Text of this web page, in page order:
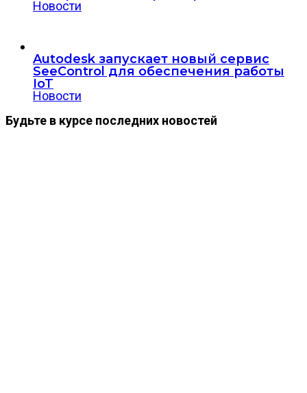
Новости
Autodesk запускает новый сервис
SeeControl для обеспечения работы
IoT
Новости
Будьте в курсе последних новостей